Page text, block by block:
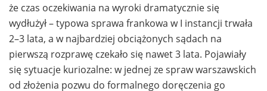
że czas oczekiwania na wyroki dramatycznie się
wydłużył – typowa sprawa frankowa w I instancji trwała
2–3 lata, a w najbardziej obciążonych sądach na
pierwszą rozprawę czekało się nawet 3 lata. Pojawiały
się sytuacje kuriozalne: w jednej ze spraw warszawskich
od złożenia pozwu do formalnego doręczenia go